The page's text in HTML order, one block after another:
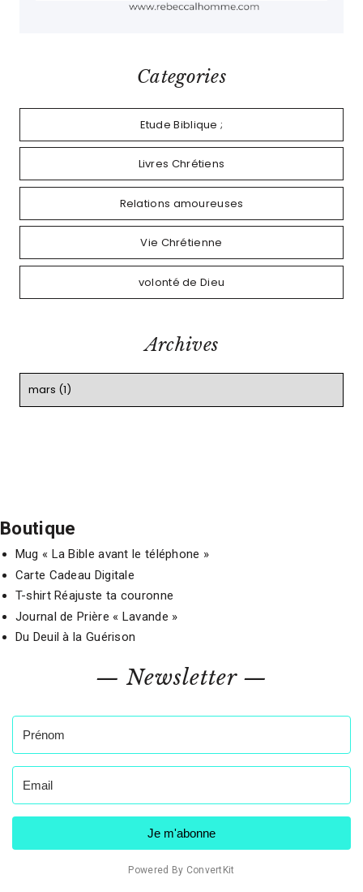
Categories
Etude Biblique ;
Livres Chrétiens
Relations amoureuses
Vie Chrétienne
volonté de Dieu
Archives
Boutique
Mug « La Bible avant le téléphone »
Carte Cadeau Digitale
T-shirt Réajuste ta couronne
Journal de Prière « Lavande »
Du Deuil à la Guérison
— Newsletter —
Je m'abonne
Powered By ConvertKit